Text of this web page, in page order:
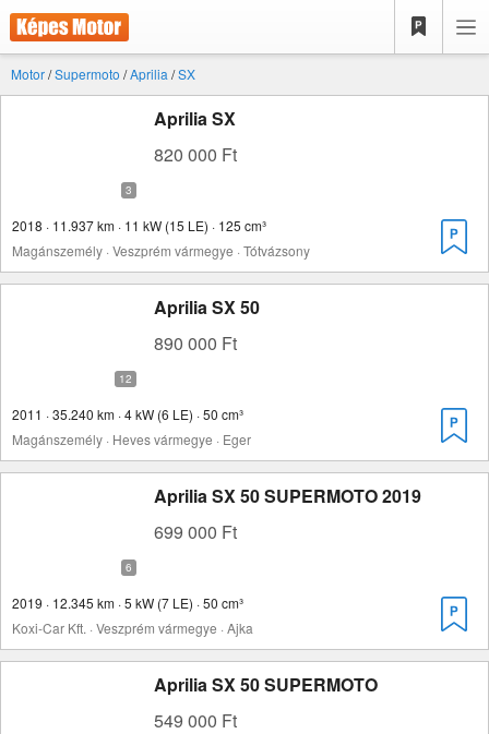
Motor/Supermoto /Aprilia /SX
Aprilia SX
820 000 Ft
2018 · 11.937 km · 11 kW (15 LE) · 125 cm³
Magánszemély · Veszprém vármegye · Tótvázsony
Aprilia SX 50
890 000 Ft
2011 · 35.240 km · 4 kW (6 LE) · 50 cm³
Magánszemély · Heves vármegye · Eger
Aprilia SX 50 SUPERMOTO 2019
699 000 Ft
2019 · 12.345 km · 5 kW (7 LE) · 50 cm³
Koxi-Car Kft. · Veszprém vármegye · Ajka
Aprilia SX 50 SUPERMOTO
549 000 Ft